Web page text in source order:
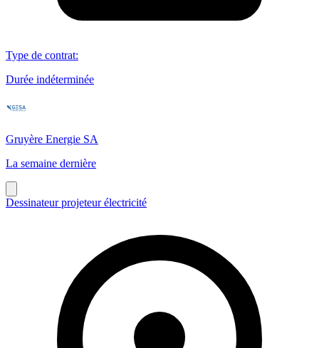
Type de contrat:
Durée indéterminée
Gruyère Energie SA
La semaine dernière
Dessinateur projeteur électricité